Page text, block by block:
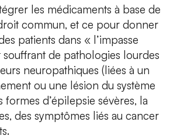
les médicaments à base de
commun, et ce pour donner
patients dans « l’impasse
de pathologies lourdes
neuropathiques (liées à un
ou une lésion du système
formes d’épilepsie sévères, la
des symptômes liés au cancer